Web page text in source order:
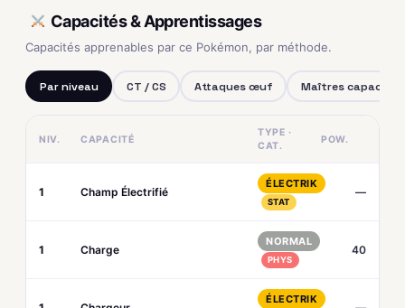
Capacités & Apprentissages
Capacités apprenables par ce Pokémon, par méthode.
Par niveau CT / CS Attaques œuf Maîtres capacités
NIV. CAPACITÉ
TYPE ·
CAT.
POW.
1 Champ Électrifié
ÉLECTRIK
STAT
—
1 Charge
NORMAL
PHYS
40
ÉLECTRIK